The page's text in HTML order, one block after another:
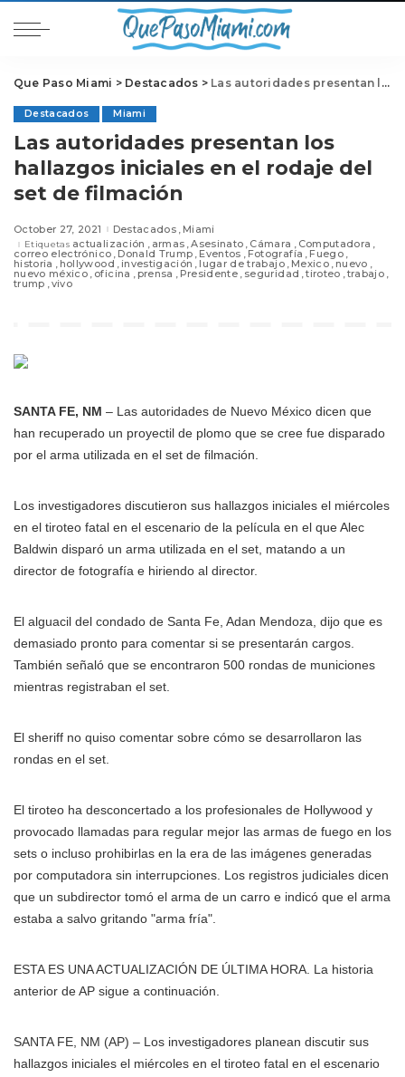
Que Paso Miami > Destacados > Las autoridades presentan los hallazgos iniciales en el rodaje del set de filmación
Destacados Miami
Las autoridades presentan los
hallazgos iniciales en el rodaje del
set de filmación
October 27, 2021 Destacados Miami
Etiquetas actualización armas Asesinato Cámara Computadora
correo electrónico Donald Trump Eventos Fotografía Fuego
historia hollywood investigación lugar de trabajo Mexico nuevo
nuevo méxico oficina prensa Presidente seguridad tiroteo trabajo
trump vivo
SANTA FE, NM – Las autoridades de Nuevo México dicen que
han recuperado un proyectil de plomo que se cree fue disparado
por el arma utilizada en el set de filmación.
Los investigadores discutieron sus hallazgos iniciales el miércoles
en el tiroteo fatal en el escenario de la película en el que Alec
Baldwin disparó un arma utilizada en el set, matando a un
director de fotografía e hiriendo al director.
El alguacil del condado de Santa Fe, Adan Mendoza, dijo que es
demasiado pronto para comentar si se presentarán cargos.
También señaló que se encontraron 500 rondas de municiones
mientras registraban el set.
El sheriff no quiso comentar sobre cómo se desarrollaron las
rondas en el set.
El tiroteo ha desconcertado a los profesionales de Hollywood y
provocado llamadas para regular mejor las armas de fuego en los
sets o incluso prohibirlas en la era de las imágenes generadas
por computadora sin interrupciones. Los registros judiciales dicen
que un subdirector tomó el arma de un carro e indicó que el arma
estaba a salvo gritando "arma fría".
ESTA ES UNA ACTUALIZACIÓN DE ÚLTIMA HORA. La historia
anterior de AP sigue a continuación.
SANTA FE, NM (AP) – Los investigadores planean discutir sus
hallazgos iniciales el miércoles en el tiroteo fatal en el escenario